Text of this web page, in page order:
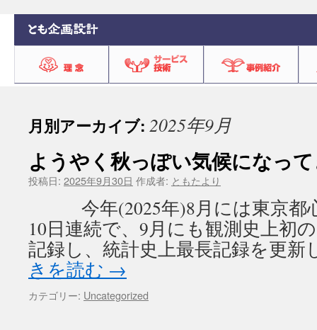
月別アーカイブ: 2025年9月
ようやく秋っぽい気候になっ
投稿日: 2025年9月30日 作成者: ともたより
今年(2025年)8月には東京都
10日連続で、9月にも観測史上初
記録し、統計史上最長記録を更
きを読む →
カテゴリー: Uncategorized